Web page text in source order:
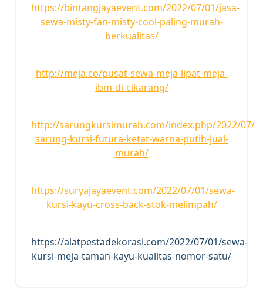
https://bintangjayaevent.com/2022/07/01/jasa-
sewa-misty-fan-misty-cool-paling-murah-
berkualitas/
http://meja.co/pusat-sewa-meja-lipat-meja-
ibm-di-cikarang/
http://sarungkursimurah.com/index.php/2022/07/
sarung-kursi-futura-ketat-warna-putih-jual-
murah/
https://suryajayaevent.com/2022/07/01/sewa-
kursi-kayu-cross-back-stok-melimpah/
https://alatpestadekorasi.com/2022/07/01/sewa-
kursi-meja-taman-kayu-kualitas-nomor-satu/